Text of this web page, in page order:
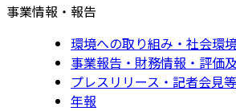
事業情報・報告
環境への取り組み・社会環
事業報告・財務情報・評価
プレスリリース・記者会見等
年報